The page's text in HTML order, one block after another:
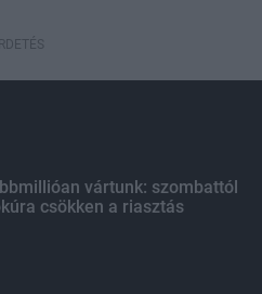
vártunk: szombattól
csökken a riasztás